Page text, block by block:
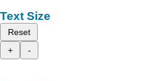
Text Size
Reset
+
-